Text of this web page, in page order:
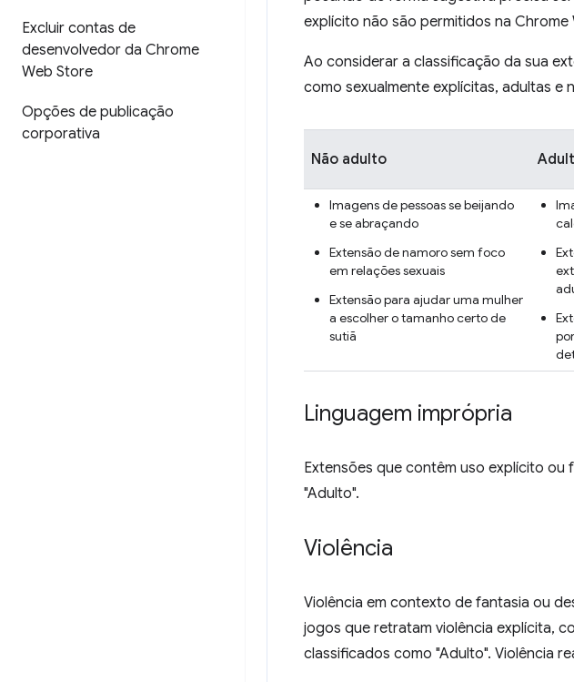
Excluir contas de
desenvolvedor da Chrome
Web Store
Opções de publicação
corporativa
explícito não são permitidos na Chrome
Ao considerar a classificação da sua
como sexualmente explícitas, adultas e
Não adulto
Imagens de pessoas se beijando
e se abraçando
Extensão de namoro sem foco
em relações sexuais
Extensão para ajudar uma mulher
a escolher o tamanho certo de
sutiã
Linguagem imprópria
Extensões que contêm uso explícito
"Adulto".
Violência
Violência em contexto de fantasia ou
jogos que retratam violência explícita,
classificados como "Adulto". Violência